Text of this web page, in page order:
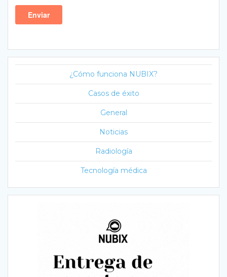
¿Cómo funciona NUBIX?
Casos de éxito
General
Noticias
Radiología
Tecnología médica